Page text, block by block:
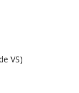
VS)